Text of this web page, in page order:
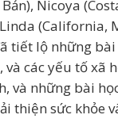
Nicoya
(California,
tiết lộ những
và các yếu tố xã
và những bài
thiện sức khỏe